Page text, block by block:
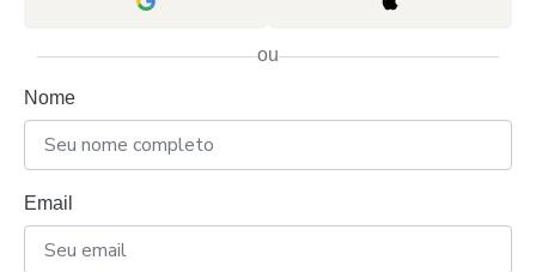
ou
Nome
Email